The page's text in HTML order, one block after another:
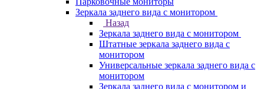
Зеркала заднего вида с монитором
Назад
Зеркала заднего вида с монитором
Штатные зеркала заднего вида с
монитором
Универсальные зеркала заднего вида с
монитором
Зеркала заднего вида с монитором и